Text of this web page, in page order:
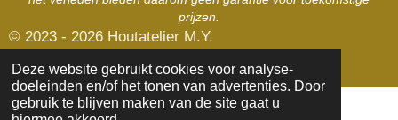
Deze website gebruikt cookies voor analyse-
doeleinden en/of het tonen van advertenties. Door
gebruik te blijven maken van de site gaat u
prijzen.
© 2023 - 2026 Houtatelier M.Y.